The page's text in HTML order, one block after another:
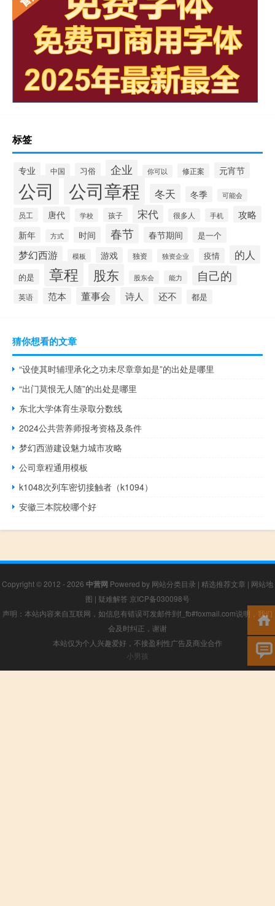
标签
专业 中国 习俗 企业 你可以 修正案 元宵节
公司 公司章程 冬天 冬季 可能会
员工 唐代 学校 孩子 宋代 很多人 手机 攻略
新年 方式 时间 春节 春节期间 是一个
梦幻西游 模板 游戏 独资 独资企业 疫情 的人
的是 章程 股东 股东会 能力 自己的
英语 范本 董事会 诗人 还不 都是
猜你想看的文章
“设使其时辅理承化之功未尽章章如是”的出处是哪里
“出门莫恨无人随”的出处是哪里
东北大学体育生录取分数线
2024公共营养师报考资格及条件
梦幻西游建设魅力城市攻略
公司章程通用模板
k1048次列车密切接触者（k1094）
安徽三本院校哪个好
Copyright © 2012 - 2026 中营网 Powered by 网站分类目录 | 精选推荐文章 | 网站地
图 | 疑难解答 京ICP备030098号
声明：本站内容来自互联网，如信息有错误可发邮件到f_fb#foxmail.com说明，我们
会及时纠正，谢谢
本站仅为个人兴趣爱好，不接盈利性广告及商业合作
小男孩